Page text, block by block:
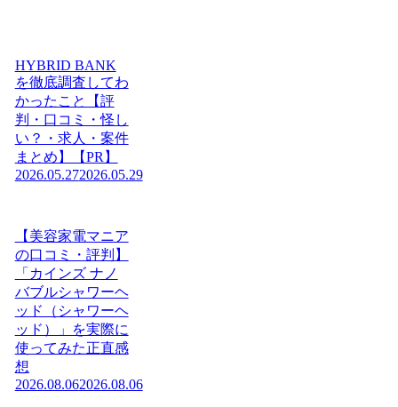
HYBRID BANK
を徹底調査してわ
かったこと【評
判・口コミ・怪し
い？・求人・案件
まとめ】【PR】
2026.05.272026.05.29
【美容家電マニア
の口コミ・評判】
「カインズ ナノ
バブルシャワーヘ
ッド（シャワーヘ
ッド）」を実際に
使ってみた正直感
想
2026.08.062026.08.06